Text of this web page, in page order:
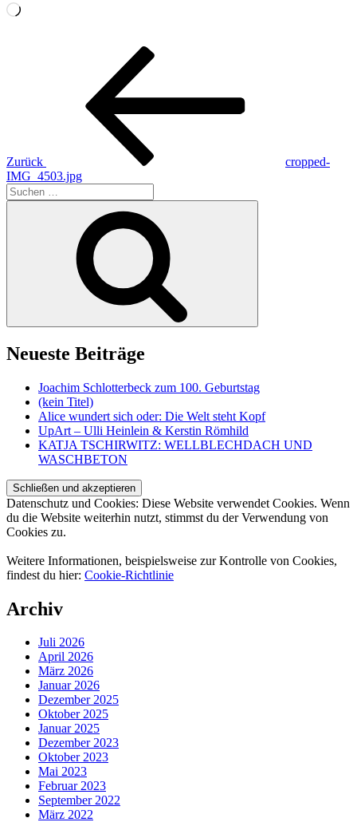
Wird
Beitragsnavigation
Zurück
cropped-
IMG_4503.jpg
Suche
nach:
Neueste Beiträge
Joachim Schlotterbeck zum 100. Geburtstag
(kein Titel)
Alice wundert sich oder: Die Welt steht Kopf
UpArt – Ulli Heinlein & Kerstin Römhild
KATJA TSCHIRWITZ: WELLBLECHDACH UND
WASCHBETON
Datenschutz und Cookies: Diese Website verwendet Cookies. Wenn
du die Website weiterhin nutzt, stimmst du der Verwendung von
Cookies zu.
Weitere Informationen, beispielsweise zur Kontrolle von Cookies,
findest du hier: Cookie-Richtlinie
Archiv
Juli 2026
April 2026
März 2026
Januar 2026
Dezember 2025
Oktober 2025
Januar 2025
Dezember 2023
Oktober 2023
Mai 2023
Februar 2023
September 2022
März 2022